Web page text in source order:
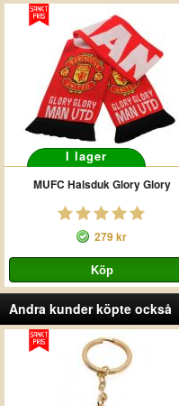
I lager
MUFC Halsduk Glory Glory
279 kr
Andra kunder köpte också